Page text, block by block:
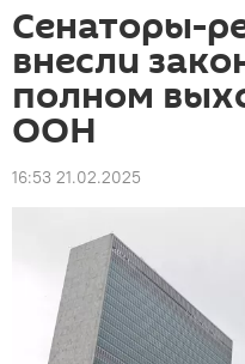
Сенаторы-
внесли
полном
ООН
16:53 21.02.2025